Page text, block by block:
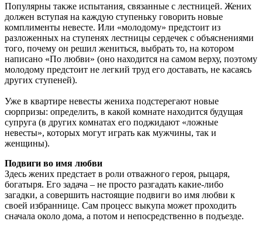
Популярны также испытания, связанные с лестницей. Жених
должен вступая на каждую ступеньку говорить новые
комплименты невесте. Или «молодому» предстоит из
разложенных на ступенях лестницы сердечек с объяснениями
того, почему он решил жениться, выбрать то, на котором
написано «По любви» (оно находится на самом верху, поэтому
молодому предстоит не легкий труд его доставать, не касаясь
других ступеней).
Уже в квартире невесты жениха подстерегают новые
сюрпризы: определить, в какой комнате находится будущая
супруга (в других комнатах его поджидают «ложные
невесты», которых могут играть как мужчины, так и
женщины).
Подвиги во имя любви
Здесь жених предстает в роли отважного героя, рыцаря,
богатыря. Его задача – не просто разгадать какие-либо
загадки, а совершить настоящие подвиги во имя любви к
своей избраннице. Сам процесс выкупа может проходить
сначала около дома, а потом и непосредственно в подъезде.